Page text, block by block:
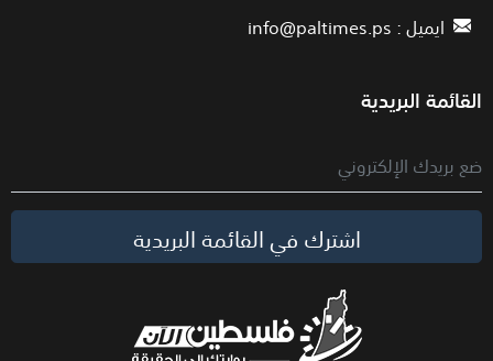
ايميل :info@paltimes.ps
القائمة البريدية
اشترك في القائمة البريدية